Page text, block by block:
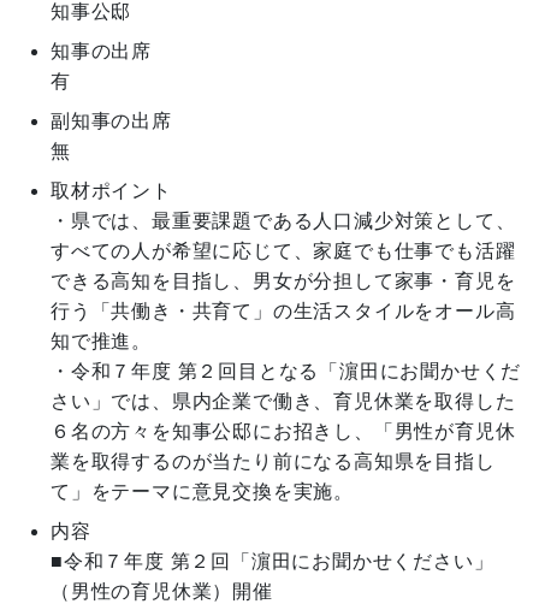
知事公邸
知事の出席
有
副知事の出席
無
取材ポイント
・県では、最重要課題である人口減少対策として、
すべての人が希望に応じて、家庭でも仕事でも活躍
できる高知を目指し、男女が分担して家事・育児を
行う「共働き・共育て」の生活スタイルをオール高
知で推進。
・令和７年度 第２回目となる「濵田にお聞かせくだ
さい」では、県内企業で働き、育児休業を取得した
６名の方々を知事公邸にお招きし、「男性が育児休
業を取得するのが当たり前になる高知県を目指し
て」をテーマに意見交換を実施。
内容
■令和７年度 第２回「濵⽥にお聞かせください」
（男性の育児休業）開催